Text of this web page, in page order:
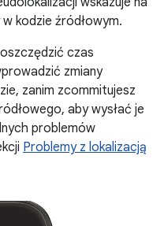
kodzie źródłowym.
czas
zmiany
zanim zcommitujesz
aby wysłać je
problemów
Problemy z lokalizacją